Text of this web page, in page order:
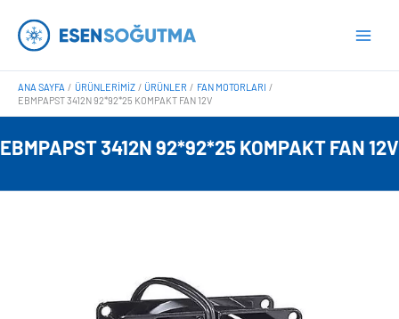
atla
ANA SAYFA ÜRÜNLERIMIZ ÜRÜNLER
FAN MOTORLARI
EBMPAPST 3412N 92*92*25 KOMPAKT FAN 12V
EBMPAPST 3412N 92*92*25 KOMPAKT FAN 12V